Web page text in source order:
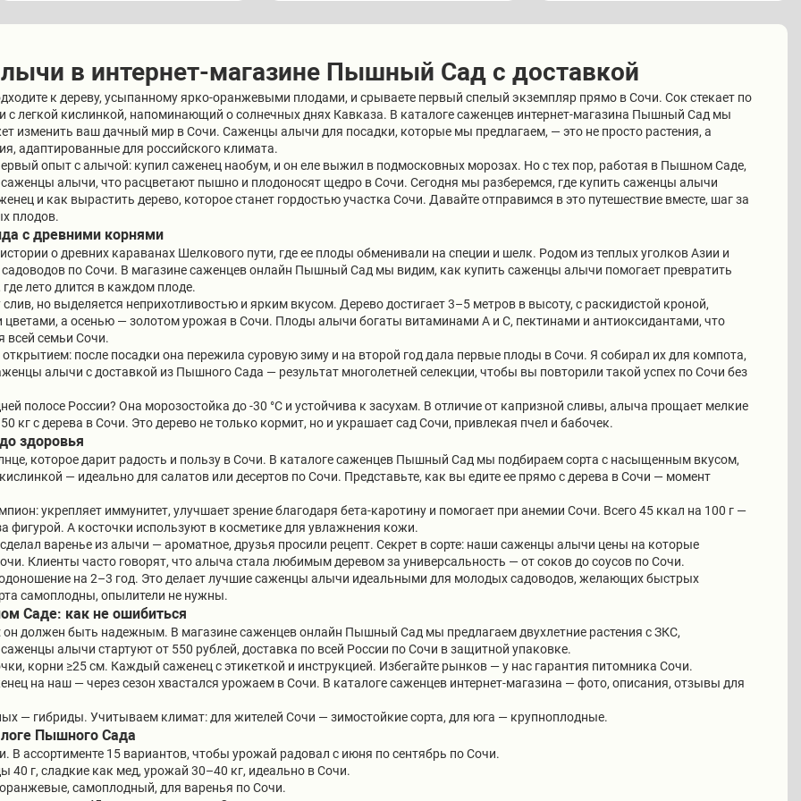
в интернет-магазине Пышный Сад с доставкой
к дереву, усыпанному ярко-оранжевыми плодами, и срываете первый спелый экземпляр прямо в Сочи. Сок стекает по
с легкой кислинкой, напоминающий о солнечных днях Кавказа. В каталоге саженцев интернет-магазина Пышный Сад мы
изменить ваш дачный мир в Сочи. Саженцы алычи для посадки, которые мы предлагаем, — это не просто растения, а
адаптированные для российского климата.
опыт с алычой: купил саженец наобум, и он еле выжил в подмосковных морозах. Но с тех пор, работая в Пышном Саде,
алычи, что расцветают пышно и плодоносят щедро в Сочи. Сегодня мы разберемся, где купить саженцы алычи
и как вырастить дерево, которое станет гордостью участка Сочи. Давайте отправимся в это путешествие вместе, шаг за
плодов.
с древними корнями
о древних караванах Шелкового пути, где ее плоды обменивали на специи и шелк. Родом из теплых уголков Азии и
по Сочи. В магазине саженцев онлайн Пышный Сад мы видим, как купить саженцы алычи помогает превратить
лето длится в каждом плоде.
но выделяется неприхотливостью и ярким вкусом. Дерево достигает 3–5 метров в высоту, с раскидистой кроной,
а осенью — золотом урожая в Сочи. Плоды алычи богаты витаминами А и С, пектинами и антиоксидантами, что
всей семьи Сочи.
после посадки она пережила суровую зиму и на второй год дала первые плоды в Сочи. Я собирал их для компота,
алычи с доставкой из Пышного Сада — результат многолетней селекции, чтобы вы повторили такой успех по Сочи без
полосе России? Она морозостойка до -30 °C и устойчива к засухам. В отличие от капризной сливы, алыча прощает мелкие
кг с дерева в Сочи. Это дерево не только кормит, но и украшает сад Сочи, привлекая пчел и бабочек.
здоровья
которое дарит радость и пользу в Сочи. В каталоге саженцев Пышный Сад мы подбираем сорта с насыщенным вкусом,
кислинкой — идеально для салатов или десертов по Сочи. Представьте, как вы едите ее прямо с дерева в Сочи — момент
укрепляет иммунитет, улучшает зрение благодаря бета-каротину и помогает при анемии Сочи. Всего 45 ккал на 100 г —
фигурой. А косточки используют в косметике для увлажнения кожи.
варенье из алычи — ароматное, друзья просили рецепт. Секрет в сорте: наши саженцы алычи цены на которые
Клиенты часто говорят, что алыча стала любимым деревом за универсальность — от соков до соусов по Сочи.
на 2–3 год. Это делает лучшие саженцы алычи идеальными для молодых садоводов, желающих быстрых
самоплодны, опылители не нужны.
Саде: как не ошибиться
должен быть надежным. В магазине саженцев онлайн Пышный Сад мы предлагаем двухлетние растения с ЗКС,
алычи стартуют от 550 рублей, доставка по всей России по Сочи в защитной упаковке.
корни ≥25 см. Каждый саженец с этикеткой и инструкцией. Избегайте рынков — у нас гарантия питомника Сочи.
на наш — через сезон хвастался урожаем в Сочи. В каталоге саженцев интернет-магазина — фото, описания, отзывы для
— гибриды. Учитываем климат: для жителей Сочи — зимостойкие сорта, для юга — крупноплодные.
Пышного Сада
В ассортименте 15 вариантов, чтобы урожай радовал с июня по сентябрь по Сочи.
40 г, сладкие как мед, урожай 30–40 кг, идеально в Сочи.
самоплодный, для варенья по Сочи.